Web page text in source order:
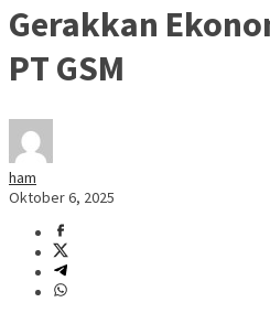
Gerakkan
PT GSM
ham
Oktober 6, 2025